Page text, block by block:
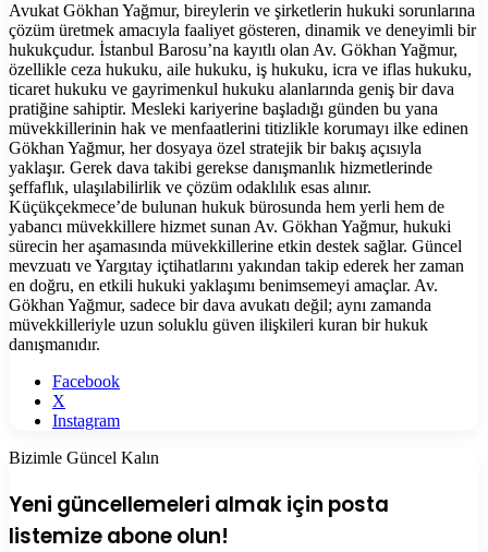
Avukat Gökhan Yağmur, bireylerin ve şirketlerin hukuki sorunlarına
çözüm üretmek amacıyla faaliyet gösteren, dinamik ve deneyimli bir
hukukçudur. İstanbul Barosu’na kayıtlı olan Av. Gökhan Yağmur,
özellikle ceza hukuku, aile hukuku, iş hukuku, icra ve iflas hukuku,
ticaret hukuku ve gayrimenkul hukuku alanlarında geniş bir dava
pratiğine sahiptir. Mesleki kariyerine başladığı günden bu yana
müvekkillerinin hak ve menfaatlerini titizlikle korumayı ilke edinen
Gökhan Yağmur, her dosyaya özel stratejik bir bakış açısıyla
yaklaşır. Gerek dava takibi gerekse danışmanlık hizmetlerinde
şeffaflık, ulaşılabilirlik ve çözüm odaklılık esas alınır.
Küçükçekmece’de bulunan hukuk bürosunda hem yerli hem de
yabancı müvekkillere hizmet sunan Av. Gökhan Yağmur, hukuki
sürecin her aşamasında müvekkillerine etkin destek sağlar. Güncel
mevzuatı ve Yargıtay içtihatlarını yakından takip ederek her zaman
en doğru, en etkili hukuki yaklaşımı benimsemeyi amaçlar. Av.
Gökhan Yağmur, sadece bir dava avukatı değil; aynı zamanda
müvekkilleriyle uzun soluklu güven ilişkileri kuran bir hukuk
danışmanıdır.
Facebook
X
Instagram
Bizimle Güncel Kalın
Yeni güncellemeleri almak için posta
listemize abone olun!